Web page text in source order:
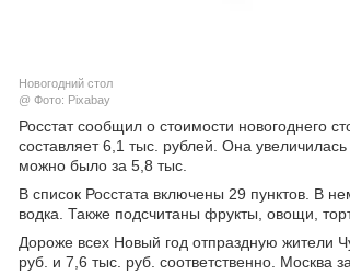
Новогодний стол
@ Фото: Pixabay
Росстат сообщил о стоимости новогоднего
составляет 6,1 тыс. рублей. Она
можно было за 5,8 тыс.
В список Росстата включены 29 пунктов. В
водка. Также подсчитаны фрукты, овощи,
Дороже всех Новый год отпраздную жители
руб. и 7,6 тыс. руб. соответственно. Москва